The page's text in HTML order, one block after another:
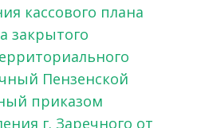
кассового плана
закрытого
Пензенской
приказом
г. Заречного от